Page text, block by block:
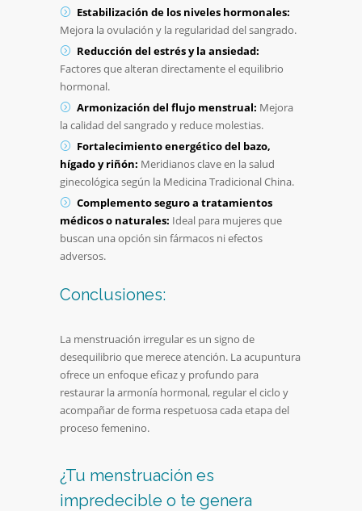
Estabilización de los niveles hormonales:
Mejora la ovulación y la regularidad del sangrado.
Reducción del estrés y la ansiedad:
Factores que alteran directamente el equilibrio
hormonal.
Armonización del flujo menstrual: Mejora
la calidad del sangrado y reduce molestias.
Fortalecimiento energético del bazo,
hígado y riñón: Meridianos clave en la salud
ginecológica según la Medicina Tradicional China.
Complemento seguro a tratamientos
médicos o naturales: Ideal para mujeres que
buscan una opción sin fármacos ni efectos
adversos.
Conclusiones:
La menstruación irregular es un signo de
desequilibrio que merece atención. La acupuntura
ofrece un enfoque eficaz y profundo para
restaurar la armonía hormonal, regular el ciclo y
acompañar de forma respetuosa cada etapa del
proceso femenino.
¿Tu menstruación es
impredecible o te genera